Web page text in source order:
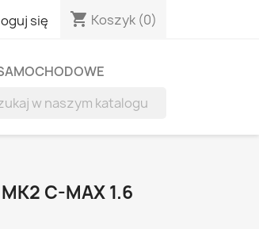
się shopping_cart Koszyk (0)
C-MAX 1.6